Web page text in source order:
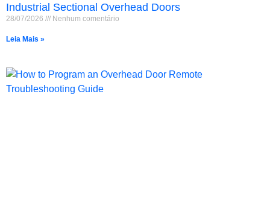
Industrial Sectional Overhead Doors
28/07/2026 Nenhum comentário
Leia Mais »